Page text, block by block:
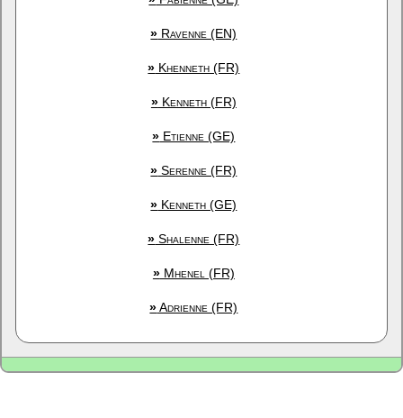
» Ravenne (EN)
» Khenneth (FR)
»Kenneth (FR)
» Etienne (GE)
» Serenne (FR)
» Kenneth (GE)
» Shalenne (FR)
»Mhenel (FR)
»Adrienne (FR)